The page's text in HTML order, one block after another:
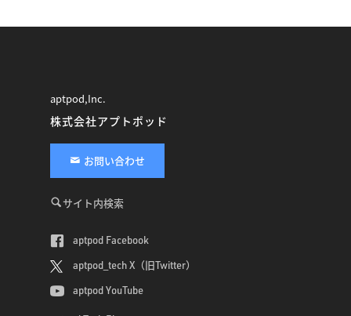
aptpod,Inc.
株式会社アプトポッド
お問い合わせ
サイト内検索
aptpod Facebook
aptpod_tech X（旧Twitter）
aptpod YouTube